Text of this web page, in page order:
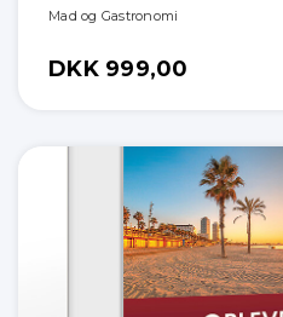
Mad og Gastronomi
DKK 999,00